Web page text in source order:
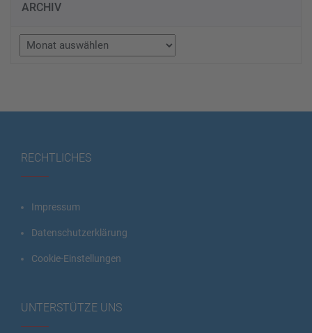
ARCHIV
Archiv
RECHTLICHES
Impressum
Datenschutzerklärung
Cookie-Einstellungen
UNTERSTÜTZE UNS